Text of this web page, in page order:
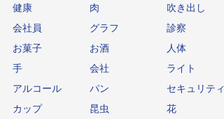
健康
肉
吹き出し
会社員
グラフ
診察
お菓子
お酒
人体
手
会社
ライト
アルコール
パン
セキュリティ
カップ
昆虫
花